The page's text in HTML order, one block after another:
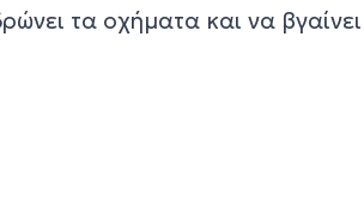
τα οχήματα και να